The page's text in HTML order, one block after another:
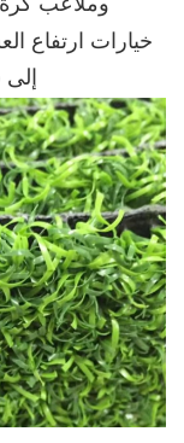
إلى 5 سم لتناسب احتياجاتك